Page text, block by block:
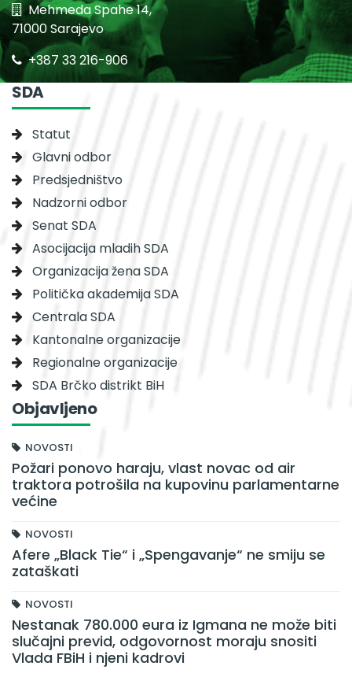
Mehmeda Spahe 14,
71000 Sarajevo
+387 33 216-906
SDA
Statut
Glavni odbor
Predsjedništvo
Nadzorni odbor
Senat SDA
Asocijacija mladih SDA
Organizacija žena SDA
Politička akademija SDA
Centrala SDA
Kantonalne organizacije
Regionalne organizacije
SDA Brčko distrikt BiH
Objavljeno
NOVOSTI
Požari ponovo haraju, vlast novac od air
traktora potrošila na kupovinu parlamentarne
većine
NOVOSTI
Afere „Black Tie“ i „Spengavanje“ ne smiju se
zataškati
NOVOSTI
Nestanak 780.000 eura iz Igmana ne može biti
slučajni previd, odgovornost moraju snositi
Vlada FBiH i njeni kadrovi